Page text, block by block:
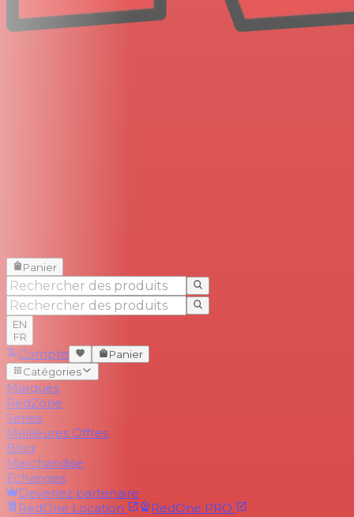
Panier
EN
FR
Compte
Panier
Catégories
Marques
RedZone
Séries
Meilleures Offres
Blog
Marchandise
Échanges
Devenez partenaire
RedOne Location RedOne PRO